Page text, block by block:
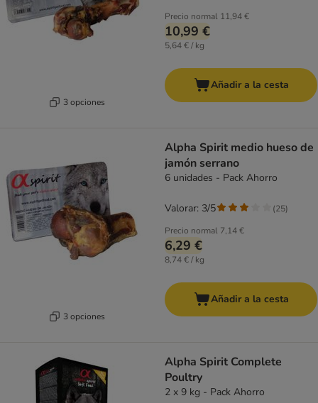
3 opciones
Precio normal 11,94 €
10,99 €
5,64 € / kg
Añadir a la cesta
3 opciones
Alpha Spirit medio hueso de
jamón serrano
6 unidades - Pack Ahorro
Precio normal 7,14 €
6,29 €
8,74 € / kg
Valorar: 3/5 (25)
Añadir a la cesta
Alpha Spirit Complete
Poultry
2 x 9 kg - Pack Ahorro